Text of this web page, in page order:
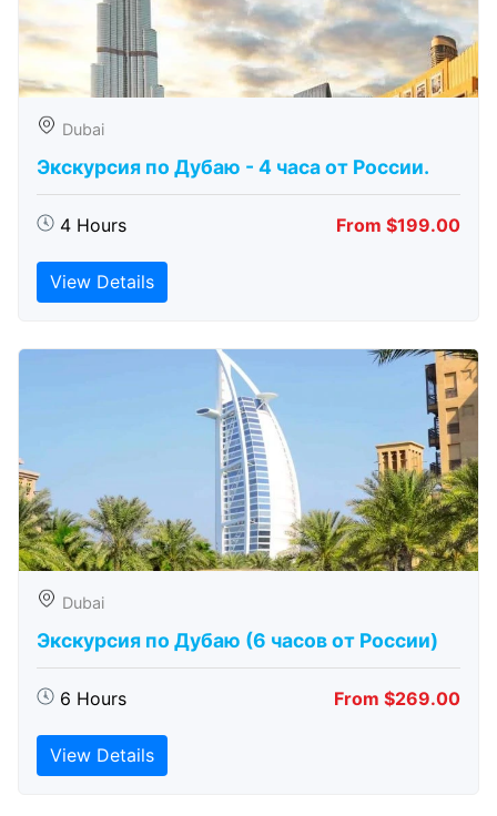
Dubai
Экскурсия по Дубаю - 4 часа от России.
4 Hours From $199.00
View Details
Dubai
Экскурсия по Дубаю (6 часов от России)
6 Hours From $269.00
View Details